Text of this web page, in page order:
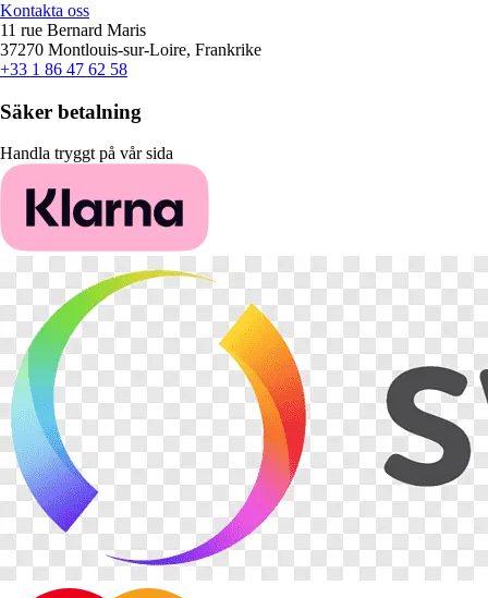
Kontakta oss
11 rue Bernard Maris
37270 Montlouis-sur-Loire, Frankrike
+33 1 86 47 62 58
Säker betalning
Handla tryggt på vår sida